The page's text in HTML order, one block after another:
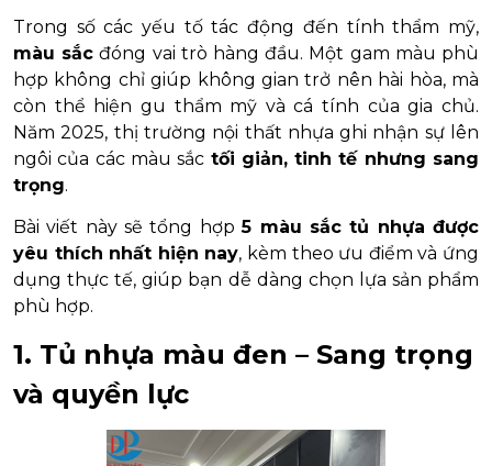
Trong số các yếu tố tác động đến tính thẩm mỹ,
màu sắc đóng vai trò hàng đầu. Một gam màu phù
hợp không chỉ giúp không gian trở nên hài hòa, mà
còn thể hiện gu thẩm mỹ và cá tính của gia chủ.
Năm 2025, thị trường nội thất nhựa ghi nhận sự lên
ngôi của các màu sắc tối giản, tinh tế nhưng sang
trọng.
Bài viết này sẽ tổng hợp5 màu sắc tủ nhựa được
yêu thích nhất hiện nay, kèm theo ưu điểm và ứng
dụng thực tế, giúp bạn dễ dàng chọn lựa sản phẩm
phù hợp.
1. Tủ nhựa màu đen – Sang trọng
và quyền lực